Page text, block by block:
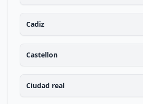
Cadiz
Castellon
Ciudad real